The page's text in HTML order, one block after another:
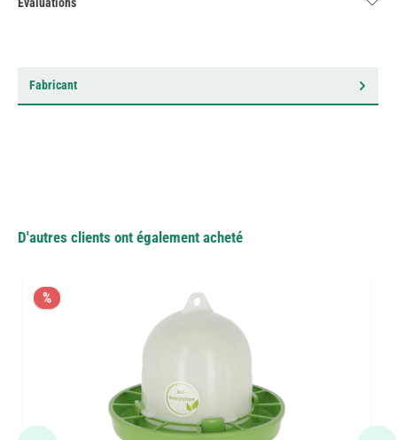
Fabricant
D'autres clients ont également acheté
%